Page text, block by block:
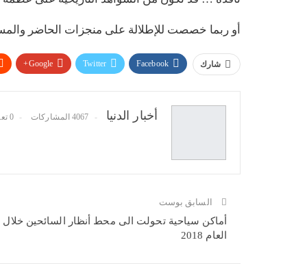
أو ربما خصصت للإطلالة على منجزات الحاضر
شارك Facebook
Twitter
Google+
أخبار الدنيا 4067 المشاركات 0 تعليقات
السابق بوست
أماكن سياحية تحولت الى محط أنظار السائحين خلال
العام 2018